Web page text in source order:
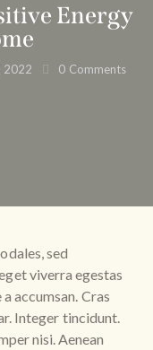
Energy
2022 0 Comments
sed
viverra egestas
accumsan. Cras
Integer tincidunt.
nisi. Aenean